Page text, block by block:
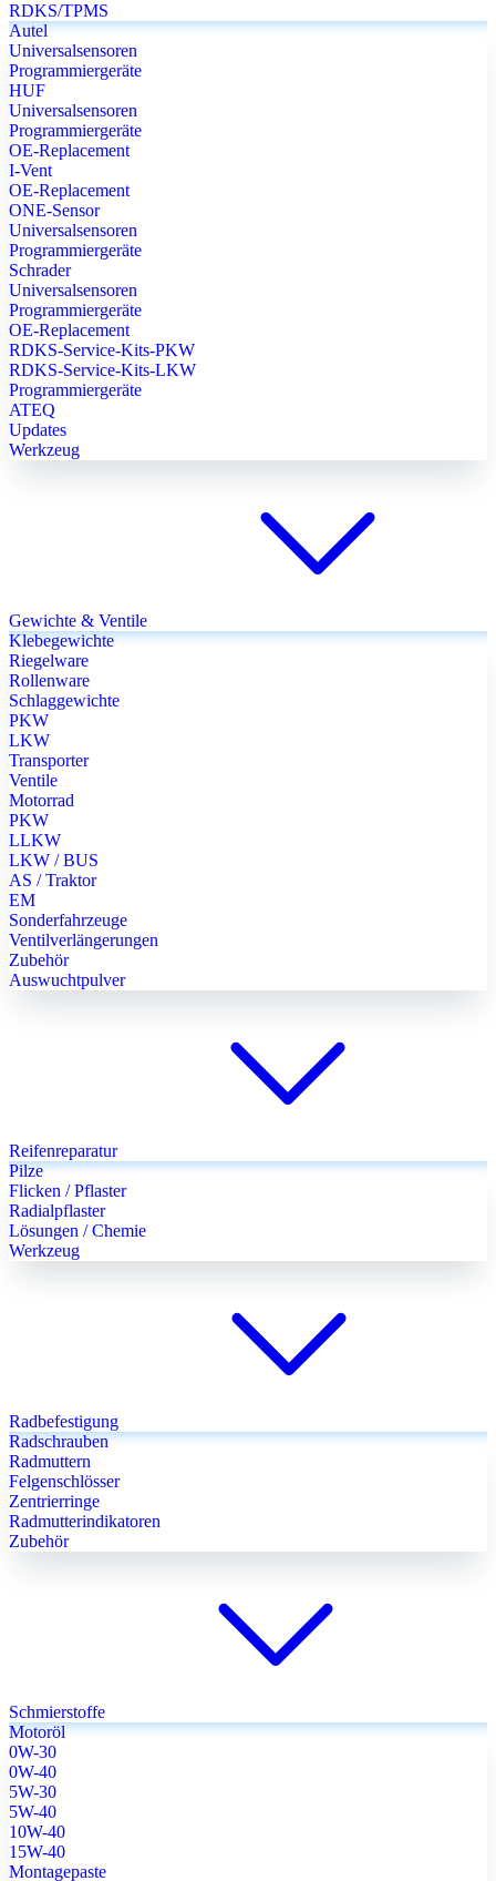
RDKS/TPMS
Autel
Universalsensoren
Programmiergeräte
HUF
Universalsensoren
Programmiergeräte
OE-Replacement
I-Vent
OE-Replacement
ONE-Sensor
Universalsensoren
Programmiergeräte
Schrader
Universalsensoren
Programmiergeräte
OE-Replacement
RDKS-Service-Kits-PKW
RDKS-Service-Kits-LKW
Programmiergeräte
ATEQ
Updates
Werkzeug
Gewichte & Ventile
Klebegewichte
Riegelware
Rollenware
Schlaggewichte
PKW
LKW
Transporter
Ventile
Motorrad
PKW
LLKW
LKW / BUS
AS / Traktor
EM
Sonderfahrzeuge
Ventilverlängerungen
Zubehör
Auswuchtpulver
Reifenreparatur
Pilze
Flicken / Pflaster
Radialpflaster
Lösungen / Chemie
Werkzeug
Radbefestigung
Radschrauben
Radmuttern
Felgenschlösser
Zentrierringe
Radmutterindikatoren
Zubehör
Schmierstoffe
Motoröl
0W-30
0W-40
5W-30
5W-40
10W-40
15W-40
Montagepaste